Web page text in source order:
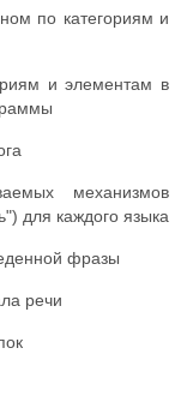
по категориям и
и элементам в
механизмов
для каждого языка
фразы
речи